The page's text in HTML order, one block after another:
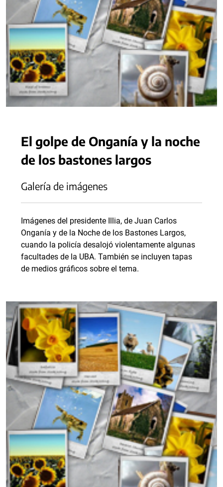
El golpe de Onganía y la noche
de los bastones largos
Galería de imágenes
Imágenes del presidente Illia, de Juan Carlos
Onganía y de la Noche de los Bastones Largos,
cuando la policía desalojó violentamente algunas
facultades de la UBA. También se incluyen tapas
de medios gráficos sobre el tema.